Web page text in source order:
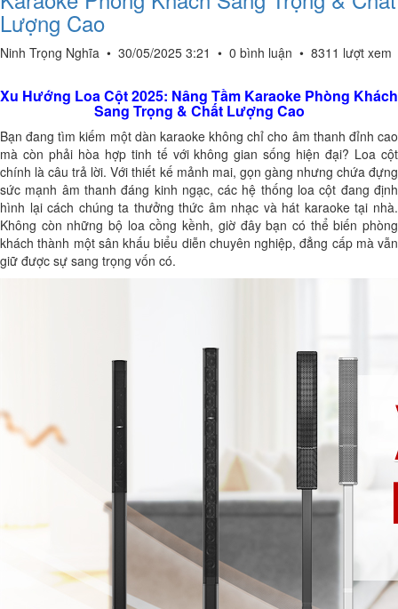
Lượng Cao
Ninh Trọng Nghĩa • 30/05/2025 3:21 • 0 bình luận • 8311 lượt xem
Xu Hướng Loa Cột 2025: Nâng Tầm Karaoke Phòng Khách
Sang Trọng & Chất Lượng Cao
Bạn đang tìm kiếm một dàn karaoke không chỉ cho âm thanh đỉnh cao
mà còn phải hòa hợp tinh tế với không gian sống hiện đại? Loa cột
chính là câu trả lời. Với thiết kế mảnh mai, gọn gàng nhưng chứa đựng
sức mạnh âm thanh đáng kinh ngạc, các hệ thống loa cột đang định
hình lại cách chúng ta thưởng thức âm nhạc và hát karaoke tại nhà.
Không còn những bộ loa cồng kềnh, giờ đây bạn có thể biến phòng
khách thành một sân khấu biểu diễn chuyên nghiệp, đẳng cấp mà vẫn
giữ được sự sang trọng vốn có.